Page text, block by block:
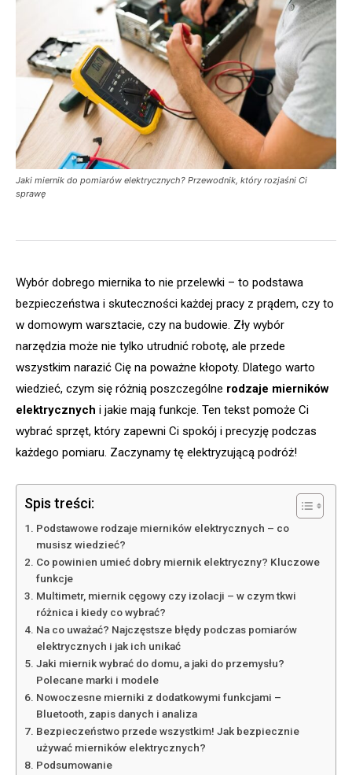
Jaki miernik do pomiarów elektrycznych? Przewodnik, który rozjaśni Ci
sprawę
Wybór dobrego miernika to nie przelewki – to podstawa
bezpieczeństwa i skuteczności każdej pracy z prądem, czy to
w domowym warsztacie, czy na budowie. Zły wybór
narzędzia może nie tylko utrudnić robotę, ale przede
wszystkim narazić Cię na poważne kłopoty. Dlatego warto
wiedzieć, czym się różnią poszczególne rodzaje mierników
elektrycznych i jakie mają funkcje. Ten tekst pomoże Ci
wybrać sprzęt, który zapewni Ci spokój i precyzję podczas
każdego pomiaru. Zaczynamy tę elektryzującą podróż!
Spis treści:
Podstawowe rodzaje mierników elektrycznych – co
musisz wiedzieć?
Co powinien umieć dobry miernik elektryczny? Kluczowe
funkcje
Multimetr, miernik cęgowy czy izolacji – w czym tkwi
różnica i kiedy co wybrać?
Na co uważać? Najczęstsze błędy podczas pomiarów
elektrycznych i jak ich unikać
Jaki miernik wybrać do domu, a jaki do przemysłu?
Polecane marki i modele
Nowoczesne mierniki z dodatkowymi funkcjami –
Bluetooth, zapis danych i analiza
Bezpieczeństwo przede wszystkim! Jak bezpiecznie
używać mierników elektrycznych?
Podsumowanie